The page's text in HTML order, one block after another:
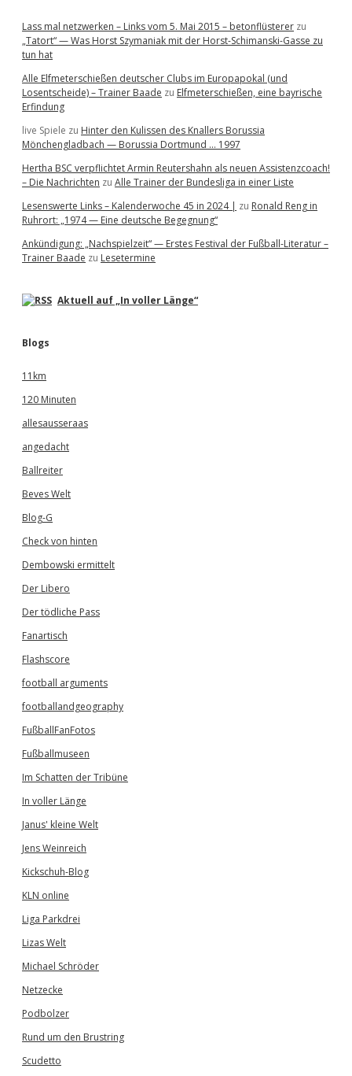
Lass mal netzwerken – Links vom 5. Mai 2015 – betonflüsterer zu
„Tatort“ — Was Horst Szymaniak mit der Horst-Schimanski-Gasse zu
tun hat
Alle Elfmeterschießen deutscher Clubs im Europapokal (und
Losentscheide) – Trainer Baade zu Elfmeterschießen, eine bayrische
Erfindung
live Spiele zu Hinter den Kulissen des Knallers Borussia
Mönchengladbach — Borussia Dortmund … 1997
Hertha BSC verpflichtet Armin Reutershahn als neuen Assistenzcoach!
– Die Nachrichten zu Alle Trainer der Bundesliga in einer Liste
Lesenswerte Links – Kalenderwoche 45 in 2024 | zu Ronald Reng in
Ruhrort: „1974 — Eine deutsche Begegnung“
Ankündigung: „Nachspielzeit“ — Erstes Festival der Fußball-Literatur –
Trainer Baade zu Lesetermine
Aktuell auf „In voller Länge“
Blogs
11km
120 Minuten
allesausseraas
angedacht
Ballreiter
Beves Welt
Blog-G
Check von hinten
Dembowski ermittelt
Der Libero
Der tödliche Pass
Fanartisch
Flashscore
football arguments
footballandgeography
FußballFanFotos
Fußballmuseen
Im Schatten der Tribüne
In voller Länge
Janus' kleine Welt
Jens Weinreich
Kickschuh-Blog
KLN online
Liga Parkdrei
Lizas Welt
Michael Schröder
Netzecke
Podbolzer
Rund um den Brustring
Scudetto